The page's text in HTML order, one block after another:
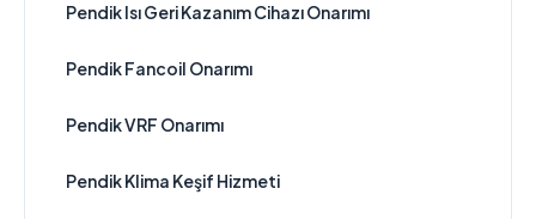
Pendik Isı Geri Kazanım Cihazı Onarımı
Pendik Fancoil Onarımı
Pendik VRF Onarımı
Pendik Klima Keşif Hizmeti